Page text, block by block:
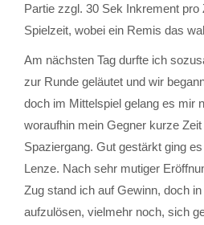
Partie zzgl. 30 Sek Inkrement
Spielzeit, wobei ein Remis das
Am nächsten Tag durfte ich
zur Runde geläutet und wir
doch im Mittelspiel gelang es mir
woraufhin mein Gegner kurze
Spaziergang. Gut gestärkt ging
Lenze. Nach sehr mutiger
Zug stand ich auf Gewinn, doch
aufzulösen, vielmehr noch, sich